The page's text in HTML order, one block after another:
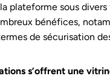
plateforme sous
bénéfices,
de sécurisation
s’offrent une